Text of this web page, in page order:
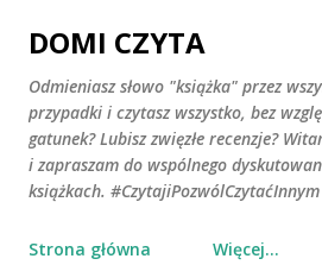
Przejdź do głównej
DOMI CZYTA
Odmieniasz słowo "książka" przez
przypadki i czytasz wszystko, bez
gatunek? Lubisz zwięzłe recenzje?
i zapraszam do wspólnego
książkach. #CzytajiPozwólCzytaćInnym
Strona główna Więcej…